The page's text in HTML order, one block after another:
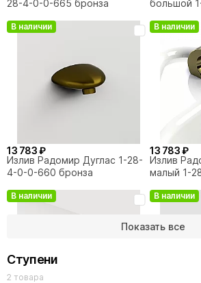
28-4-0-0-665 бронза
большой
В наличии
13 783 ₽
Излив Радомир Дуглас 1-28-
4-0-0-660 бронза
В наличии
13 783 ₽
Излив
малый 1-
В наличии В наличии
Показать все
Ступени
2 товара